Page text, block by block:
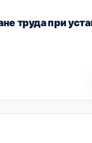
труда при